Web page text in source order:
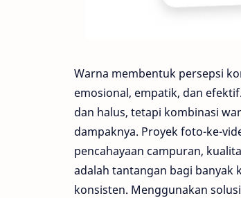
Warna membentuk persepsi
emosional, empatik, dan
dan halus, tetapi kombinasi
dampaknya. Proyek foto-ke-
pencahayaan campuran,
adalah tantangan bagi banyak
konsisten. Menggunakan